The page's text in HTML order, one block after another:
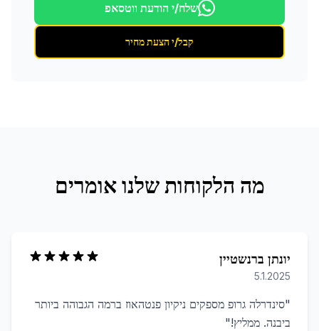
שלח/י הודעת ווטסאפ
קבל/י הצעת מחיר
מה הלקוחות שלנו אומרים
יונתן ברנשטיין
5.1.2025
"סינדרלה גרופ מספקים ניקיון פנטהאוז ברמה הגבוהה ביותר
ביבנה. ממליץ!"